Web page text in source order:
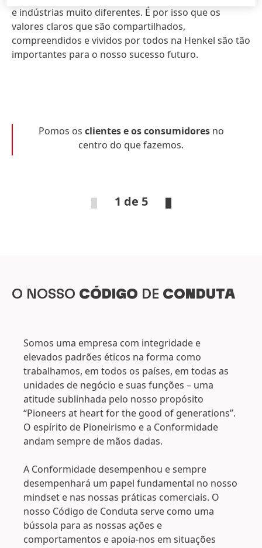
e indústrias muito diferentes. É por isso que os
valores claros que são compartilhados,
compreendidos e vividos por todos na Henkel são tão
importantes para o nosso sucesso futuro.
Pomos os clientes e os consumidoresno
centro do que fazemos.
1 de 5
O NOSSO CÓDIGO DE CONDUTA
Somos uma empresa com integridade e
elevados padrões éticos na forma como
trabalhamos, em todos os países, em todas as
unidades de negócio e suas funções – uma
atitude sublinhada pelo nosso propósito
“Pioneers at heart for the good of generations”.
O espírito de Pioneirismo e a Conformidade
andam sempre de mãos dadas.
A Conformidade desempenhou e sempre
desempenhará um papel fundamental no nosso
mindset e nas nossas práticas comerciais. O
nosso Código de Conduta serve como uma
bússola para as nossas ações e
comportamentos e apoia-nos em situações